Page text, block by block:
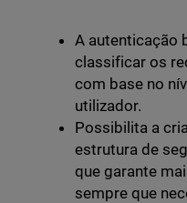
A autenticação
classificar os
com base no
utilizador.
Possibilita a
estrutura de
que garante
sempre que